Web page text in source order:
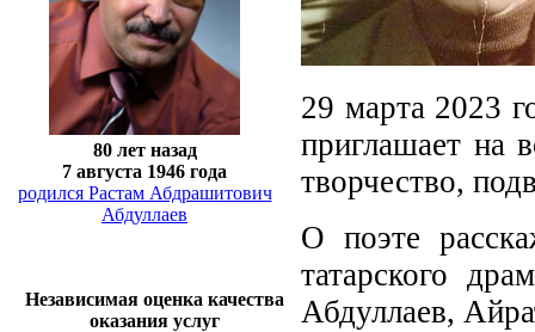
80 лет назад
7 августа 1946 года
родился Растам Абдрашитович
Абдуллаев
Независимая оценка качества
оказания услуг
29 марта 2023
приглашает на
творчество,
О поэте
татарского
Абдуллаев,